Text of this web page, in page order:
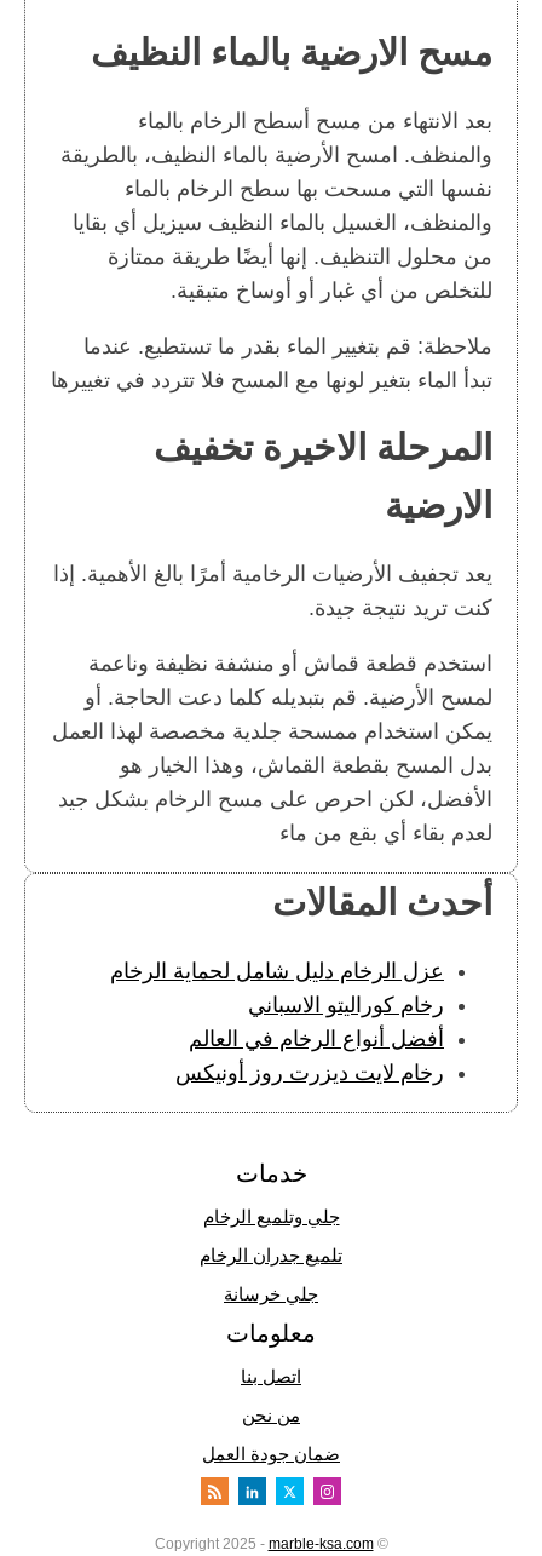
مسح الارضية بالماء النظيف
بعد الانتهاء من مسح أسطح الرخام بالماء
والمنظف. امسح الأرضية بالماء النظيف، بالطريقة
نفسها التي مسحت بها سطح الرخام بالماء
والمنظف، الغسيل بالماء النظيف سيزيل أي بقايا
من محلول التنظيف. إنها أيضًا طريقة ممتازة
للتخلص من أي غبار أو أوساخ متبقية.
ملاحظة: قم بتغيير الماء بقدر ما تستطيع. عندما
تبدأ الماء بتغير لونها مع المسح فلا تتردد في تغييرها
المرحلة الاخيرة تخفيف
الارضية
يعد تجفيف الأرضيات الرخامية أمرًا بالغ الأهمية. إذا
كنت تريد نتيجة جيدة.
استخدم قطعة قماش أو منشفة نظيفة وناعمة
لمسح الأرضية. قم بتبديله كلما دعت الحاجة. أو
يمكن استخدام ممسحة جلدية مخصصة لهذا العمل
بدل المسح بقطعة القماش، وهذا الخيار هو
الأفضل، لكن احرص على مسح الرخام بشكل جيد
لعدم بقاء أي بقع من ماء
أحدث المقالات
عزل الرخام دليل شامل لحماية الرخام
رخام كوراليتو الاسباني
أفضل أنواع الرخام في العالم
رخام لايت ديزرت روز أونيكس
خدمات
جلي وتلميع الرخام
تلميع جدران الرخام
جلي خرسانة
معلومات
اتصل بنا
من نحن
ضمان جودة العمل
© Copyright 2025 -
marble-ksa.com